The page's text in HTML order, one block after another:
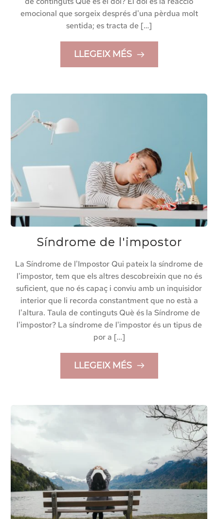
emocional que sorgeix després d'una pèrdua molt
sentida; es tracta de […]
LLEGEIX MÉS
Síndrome de l'impostor
La Síndrome de l'Impostor Qui pateix la síndrome de
l'impostor, tem que els altres descobreixin que no és
suficient, que no és capaç i conviu amb un inquisidor
interior que li recorda constantment que no està a
l'altura. Taula de continguts Què és la Síndrome de
l'impostor? La síndrome de l'impostor és un tipus de
por a […]
LLEGEIX MÉS